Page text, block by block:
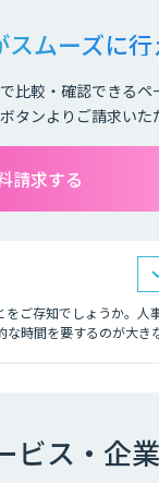
スムーズに
比較・確認できるペ
ンよりご請求いた
請求する
ご存知でしょうか。人
時間を要するのが大き
ビス・企